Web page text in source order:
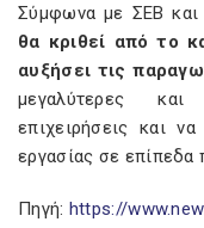
Σύμφωνα με ΣΕΒ και
θα κριθεί από το
αυξήσει τις
μεγαλύτερες
επιχειρήσεις και
εργασίας σε επίπεδα
Πηγή: https://